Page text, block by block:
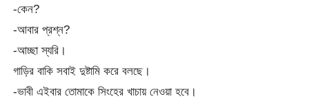
-কেন?
-আবার প্রশ্ন?
-আচ্ছা স্যরি।
গাড়ির বাকি সবাই দুষ্টামি করে বলছে।
-ভাবী এইবার তোমাকে সিংহের খাচায় নেওয়া হবে।